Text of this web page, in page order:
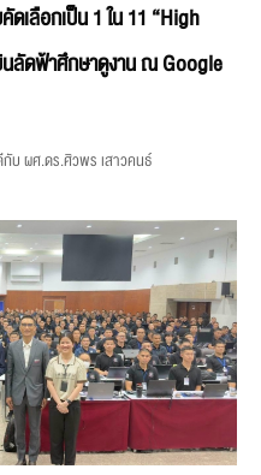
ดเลือกเป็น 1 ใน 11 “High
ลัดฟ้าศึกษาดูงาน ณ Google
บ ผศ.ดร.ศิวพร เสาวคนธ์